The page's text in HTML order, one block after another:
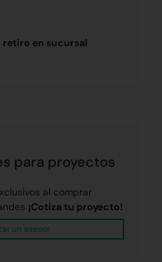
retiro en sucursal
para proyectos
al comprar
¡Cotiza tu proyecto!
un asesor